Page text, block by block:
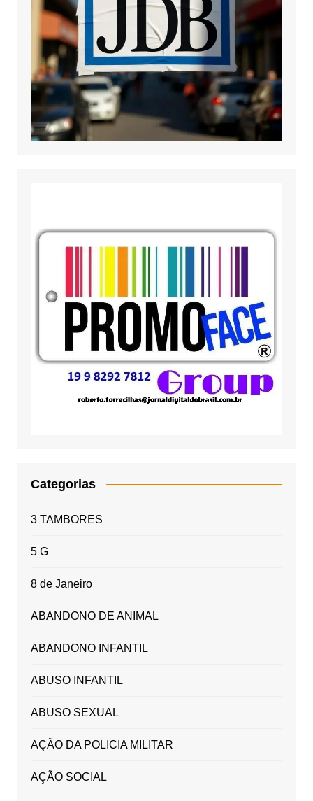
Categorias
3 TAMBORES
5 G
8 de Janeiro
ABANDONO DE ANIMAL
ABANDONO INFANTIL
ABUSO INFANTIL
ABUSO SEXUAL
AÇÃO DA POLICIA MILITAR
AÇÃO SOCIAL